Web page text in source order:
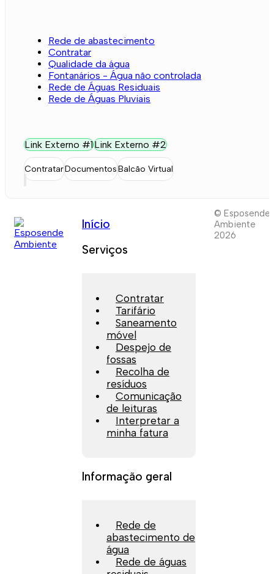
Rede de abastecimento
Contratar
Qualidade da água
Fontanários - Água não controlada
Rede de Águas Residuais
Rede de Águas Pluviais
Link Externo #1Link Externo #2
ContratarDocumentosBalcão Virtual
Início
Serviços
Contratar
Tarifário
Saneamento
móvel
Despejo de
fossas
Recolha de
resíduos
Comunicação
de leituras
Interpretar a
minha fatura
Informação geral
Rede de
abastecimento de
água
Rede de águas
© Esposende
Ambiente
2026